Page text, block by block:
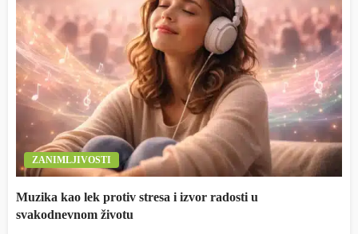
ZANIMLJIVOSTI
Muzika kao lek protiv stresa i izvor radosti u
svakodnevnom životu